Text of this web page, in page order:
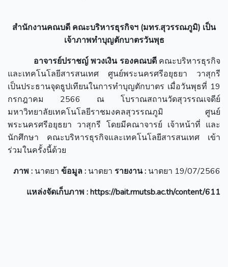
สำนักงานคณบดี คณะบริหารธุรกิจฯ (มทร.สุวรรณภูมิ) เป็น
เจ้าภาพทำบุญตักบาตรวันพุธ
อาจารย์ปราชญ์ พวงเงิน รองคณบดี คณะบริหารธุรกิจ
และเทคโนโลยีสารสนเทศ ศูนย์พระนครศรีอยุธยา วาสุกรี
เป็นประธานจุดธูปเทียนในการทำบุญตักบาตร เมื่อวันพุธที่ 19
กรกฎาคม 2566 ณ โบราณสถานวัดสุวรรณเจดีย์
มหาวิทยาลัยเทคโนโลยีราชมงคลสุวรรณภูมิ ศูนย์
พระนครศรีอยุธยา วาสุกรี โดยมีคณาจารย์ เจ้าหน้าที่ และ
นักศึกษา คณะบริหารธุรกิจและเทคโนโลยีสารสนเทศ เข้า
ร่วมในครั้งนี้ด้วย
ภาพ : นาตยา ข้อมูล: นาตยา รายงาน: นาตยา 19/07/2566
แหล่งจัดเก็บภาพ : https://bait.rmutsb.ac.th/content/611